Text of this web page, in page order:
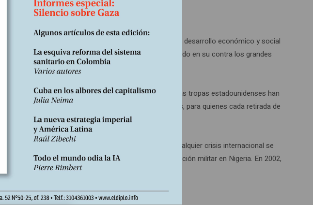
mundo árabe. Mezquinas cuando podrían contribuir al desarrollo económico y social
necesitan destruir al enemigo del momento, invocando en su contra los grandes
ni a Arabia Saudita (2).
de la tragedia que vive: “Durante la última década, las tropas estadounidenses han
travestir así la historia, alentó a los neoconservadores, para quienes cada retirada de
el senador republicano John McCain. Según él, cualquier crisis internacional se
a Ucrania. Y el 13 de mayo, una intervención militar en Nigeria. En 2002,